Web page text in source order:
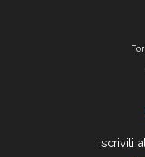
Iscriviti